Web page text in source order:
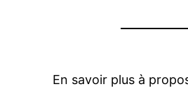
En savoir plus à